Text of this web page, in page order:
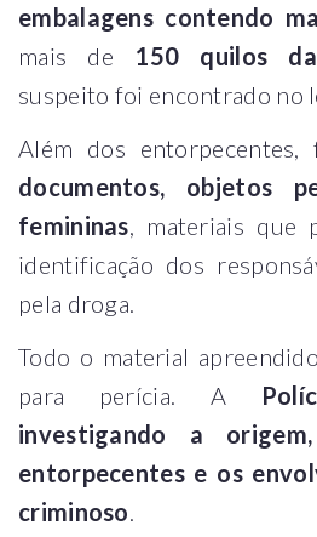
embalagens contendo
mais de 150 quilos
suspeito foi encontrado no
Além dos entorpecentes,
documentos, objetos
femininas, materiais que
identificação dos
pela droga.
Todo o material
para perícia. A
investigando a
entorpecentes e os
criminoso.